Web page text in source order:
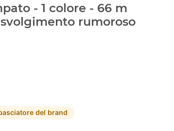
- 1 colore - 66 m
rumoroso
del brand